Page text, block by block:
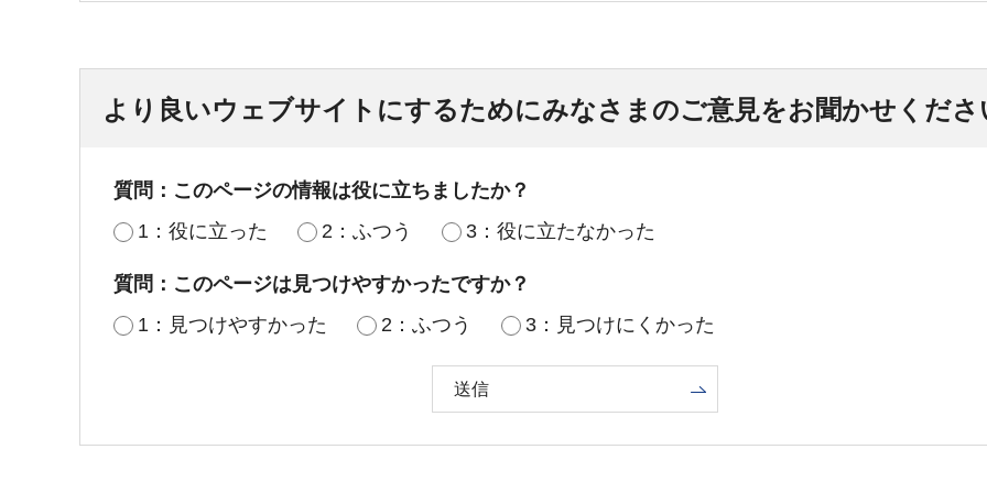
より良いウェブサイトにするためにみなさまのご意見をお聞かせくださ
質問：このページの情報は役に立ちましたか？
1：役に立った
2：ふつう 3：役に立たなかった
質問：このページは見つけやすかったですか？
1：見つけやすかった
2：ふつう 3：見つけにくかった